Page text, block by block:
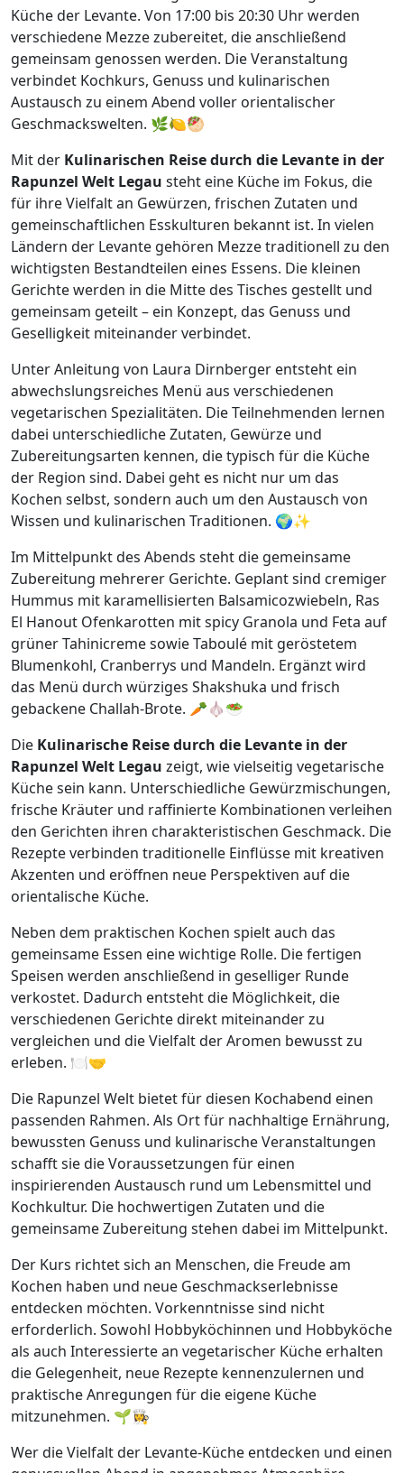
Küche der Levante. Von 17:00 bis 20:30 Uhr werden
verschiedene Mezze zubereitet, die anschließend
gemeinsam genossen werden. Die Veranstaltung
verbindet Kochkurs, Genuss und kulinarischen
Austausch zu einem Abend voller orientalischer
Geschmackswelten. 🌿🍋🥙
Mit der Kulinarischen Reise durch die Levante in der
Rapunzel Welt Legau steht eine Küche im Fokus, die
für ihre Vielfalt an Gewürzen, frischen Zutaten und
gemeinschaftlichen Esskulturen bekannt ist. In vielen
Ländern der Levante gehören Mezze traditionell zu den
wichtigsten Bestandteilen eines Essens. Die kleinen
Gerichte werden in die Mitte des Tisches gestellt und
gemeinsam geteilt – ein Konzept, das Genuss und
Geselligkeit miteinander verbindet.
Unter Anleitung von Laura Dirnberger entsteht ein
abwechslungsreiches Menü aus verschiedenen
vegetarischen Spezialitäten. Die Teilnehmenden lernen
dabei unterschiedliche Zutaten, Gewürze und
Zubereitungsarten kennen, die typisch für die Küche
der Region sind. Dabei geht es nicht nur um das
Kochen selbst, sondern auch um den Austausch von
Wissen und kulinarischen Traditionen. 🌍✨
Im Mittelpunkt des Abends steht die gemeinsame
Zubereitung mehrerer Gerichte. Geplant sind cremiger
Hummus mit karamellisierten Balsamicozwiebeln, Ras
El Hanout Ofenkarotten mit spicy Granola und Feta auf
grüner Tahinicreme sowie Taboulé mit geröstetem
Blumenkohl, Cranberrys und Mandeln. Ergänzt wird
das Menü durch würziges Shakshuka und frisch
gebackene Challah-Brote. 🥕🧄🥗
Die Kulinarische Reise durch die Levante in der
Rapunzel Welt Legau zeigt, wie vielseitig vegetarische
Küche sein kann. Unterschiedliche Gewürzmischungen,
frische Kräuter und raffinierte Kombinationen verleihen
den Gerichten ihren charakteristischen Geschmack. Die
Rezepte verbinden traditionelle Einflüsse mit kreativen
Akzenten und eröffnen neue Perspektiven auf die
orientalische Küche.
Neben dem praktischen Kochen spielt auch das
gemeinsame Essen eine wichtige Rolle. Die fertigen
Speisen werden anschließend in geselliger Runde
verkostet. Dadurch entsteht die Möglichkeit, die
verschiedenen Gerichte direkt miteinander zu
vergleichen und die Vielfalt der Aromen bewusst zu
erleben. 🍽️🤝
Die Rapunzel Welt bietet für diesen Kochabend einen
passenden Rahmen. Als Ort für nachhaltige Ernährung,
bewussten Genuss und kulinarische Veranstaltungen
schafft sie die Voraussetzungen für einen
inspirierenden Austausch rund um Lebensmittel und
Kochkultur. Die hochwertigen Zutaten und die
gemeinsame Zubereitung stehen dabei im Mittelpunkt.
Der Kurs richtet sich an Menschen, die Freude am
Kochen haben und neue Geschmackserlebnisse
entdecken möchten. Vorkenntnisse sind nicht
erforderlich. Sowohl Hobbyköchinnen und Hobbyköche
als auch Interessierte an vegetarischer Küche erhalten
die Gelegenheit, neue Rezepte kennenzulernen und
praktische Anregungen für die eigene Küche
mitzunehmen. 🌱👩‍🍳
Wer die Vielfalt der Levante-Küche entdecken und einen